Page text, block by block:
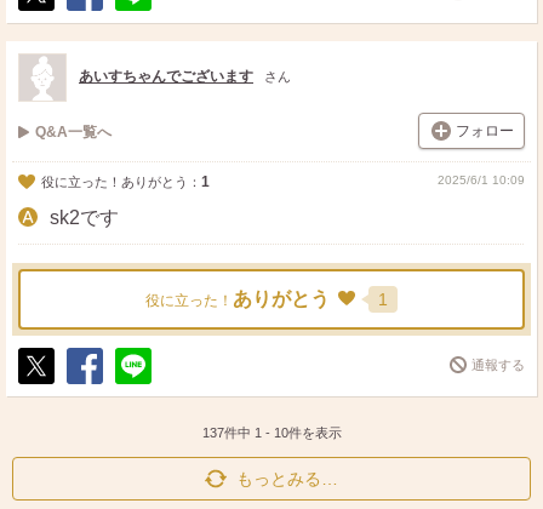
ポ
ス
ト
シ
ェ
送
る
あいすちゃんでございます さん
Q&A一覧へ フォロー
役に立った！ありがとう： 1 2025/6/1 10:09
sk2です
役に立った！ ありがとう 1
ポ
シ
送
通報する
137件中 1 - 10件を表示
もっとみる…